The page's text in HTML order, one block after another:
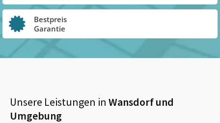
Bestpreis
Garantie
Unsere Leistungen in Wansdorfund
Umgebung